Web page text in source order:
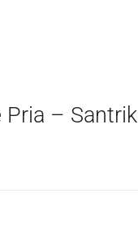
Pria – Santrik